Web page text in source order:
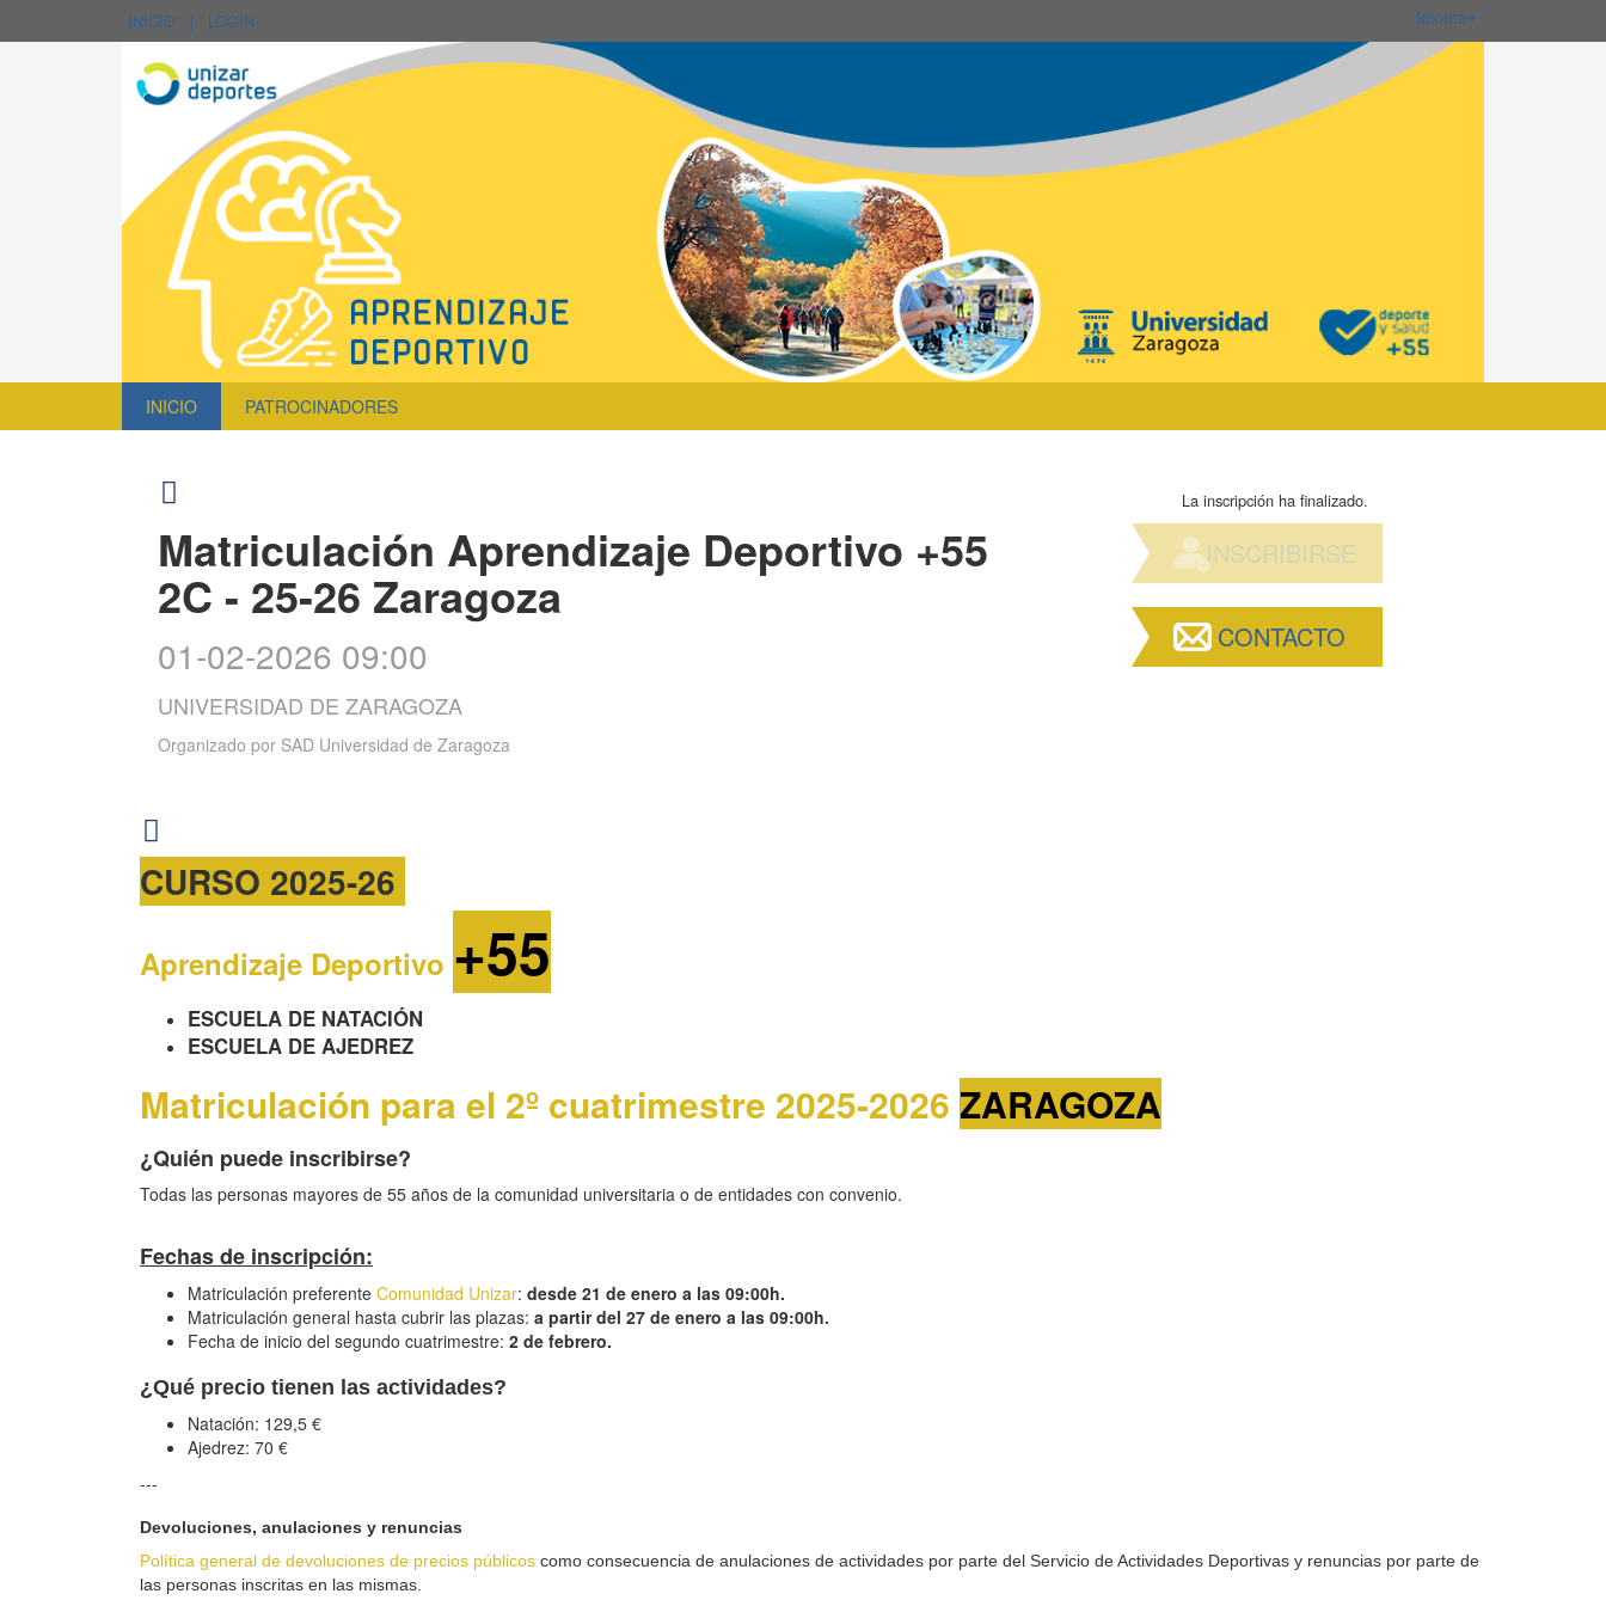
INICIO | LOGIN Idioma
INICIO PATROCINADORES
Matriculación Aprendizaje Deportivo +55
2C - 25-26 Zaragoza
01-02-2026 09:00
UNIVERSIDAD DE ZARAGOZA
Organizado por SAD Universidad de Zaragoza
La inscripción ha finalizado.
INSCRIBIRSE
CONTACTO
CURSO 2025-26
Aprendizaje Deportivo +55
ESCUELA DE NATACIÓN
ESCUELA DE AJEDREZ
Matriculación para el 2º cuatrimestre 2025-2026 ZARAGOZA
¿Quién puede inscribirse?
Todas las personas mayores de 55 años de la comunidad universitaria o de entidades con convenio.
Fechas de inscripción:
Matriculación preferente Comunidad Unizar: desde 21 de enero a las 09:00h.
Matriculación general hasta cubrir las plazas: a partir del 27 de enero a las 09:00h.
Fecha de inicio del segundo cuatrimestre: 2 de febrero.
¿Qué precio tienen las actividades?
Natación: 129,5 €
Ajedrez: 70 €
---
Devoluciones, anulaciones y renuncias
Política general de devoluciones de precios públicos como consecuencia de anulaciones de actividades por parte del Servicio de Actividades Deportivas y renuncias por parte de
las personas inscritas en las mismas.